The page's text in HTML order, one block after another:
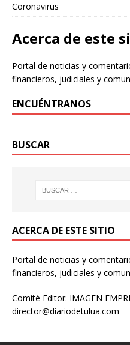
Coronavirus
Acerca de este
Portal de noticias y
financieros, judiciales y
ENCUÉNTRANOS
BUSCAR
ACERCA DE ESTE SITIO
Portal de noticias y
financieros, judiciales y
Comité Editor: IMAGEN
director@diariodetulua.com